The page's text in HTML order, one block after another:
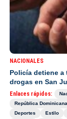
NACIONALES
Policía detiene a
drogas en San
Enlaces rápidos:
República Dominicana
Deportes
Estilo